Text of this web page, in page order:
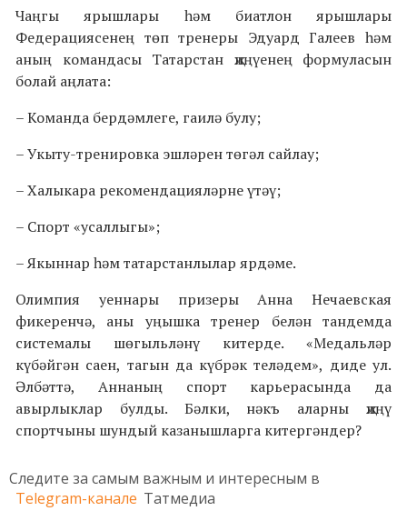
Чаңгы ярышлары һәм биатлон ярышлары
Федерациясенең төп тренеры Эдуард Галеев һәм
аның командасы Татарстан җиңүенең формуласын
болай аңлата:
– Команда бердәмлеге, гаилә булу;
– Укыту-тренировка эшләрен төгәл сайлау;
– Халыкара рекомендацияләрне үтәү;
– Спорт «усаллыгы»;
– Якыннар һәм татарстанлылар ярдәме.
Олимпия уеннары призеры Анна Нечаевская
фикеренчә, аны уңышка тренер белән тандемда
системалы шөгыльләнү китерде. «Медальләр
күбәйгән саен, тагын да күбрәк теләдем», диде ул.
Әлбәттә, Аннаның спорт карьерасында да
авырлыклар булды. Бәлки, нәкъ аларны җиңү
спортчыны шундый казанышларга китергәндер?
Следите за самым важным и интересным в
Telegram-канале Татмедиа